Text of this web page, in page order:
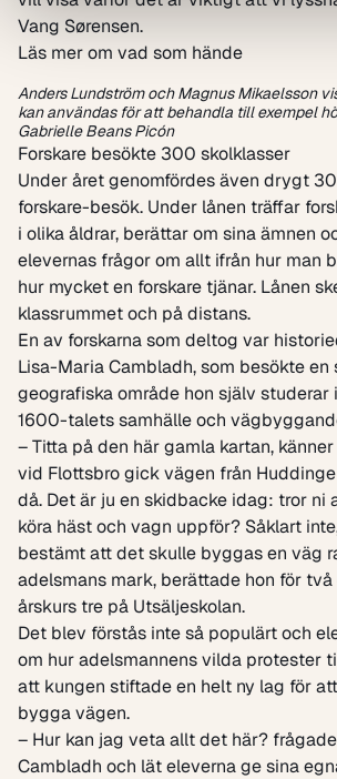
Vang Sørensen.
Läs mer om vad som hände
Anders Lundström och Magnus Mikaelsson
kan användas för att behandla till exempel
Gabrielle Beans Picón
Forskare besökte 300 skolklasser
Under året genomfördes även drygt
forskare-besök. Under lånen träffar
i olika åldrar, berättar om sina ämnen
elevernas frågor om allt ifrån hur man
hur mycket en forskare tjänar. Lånen
klassrummet och på distans.
En av forskarna som deltog var
Lisa-Maria Cambladh, som besökte
geografiska område hon själv studerar
1600-talets samhälle och
– Titta på den här gamla kartan,
vid Flottsbro gick vägen från
då. Det är ju en skidbacke idag: tror
köra häst och vagn uppför? Såklart
bestämt att det skulle byggas en väg
adelsmans mark, berättade hon för
årskurs tre på Utsäljeskolan.
Det blev förstås inte så populärt och
om hur adelsmannens vilda protester
att kungen stiftade en helt ny lag för
bygga vägen.
– Hur kan jag veta allt det här?
Cambladh och lät eleverna ge sina